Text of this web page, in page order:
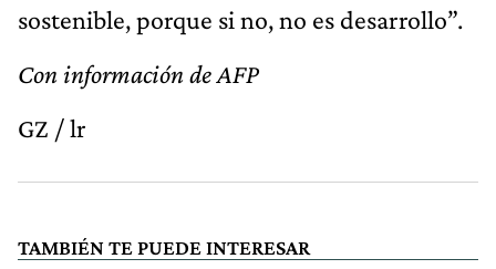
sostenible, porque si no, no es desarrollo”.
Con información de AFP
GZ / lr
TAMBIÉN TE PUEDE INTERESAR